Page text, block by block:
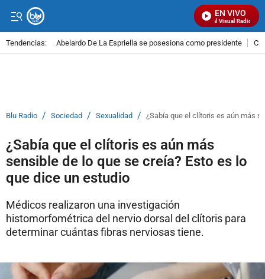
EN VIVO
Señal Visual Radio
Tendencias: Abelardo De La Espriella se posesiona como presidente
Blu Radio / Sociedad / Sexualidad / ¿Sabía que el clítoris es aún más
¿Sabía que el clítoris es aún más
sensible de lo que se creía? Esto es lo
que dice un estudio
Médicos realizaron una investigación
histomorfométrica del nervio dorsal del clítoris para
determinar cuántas fibras nerviosas tiene.